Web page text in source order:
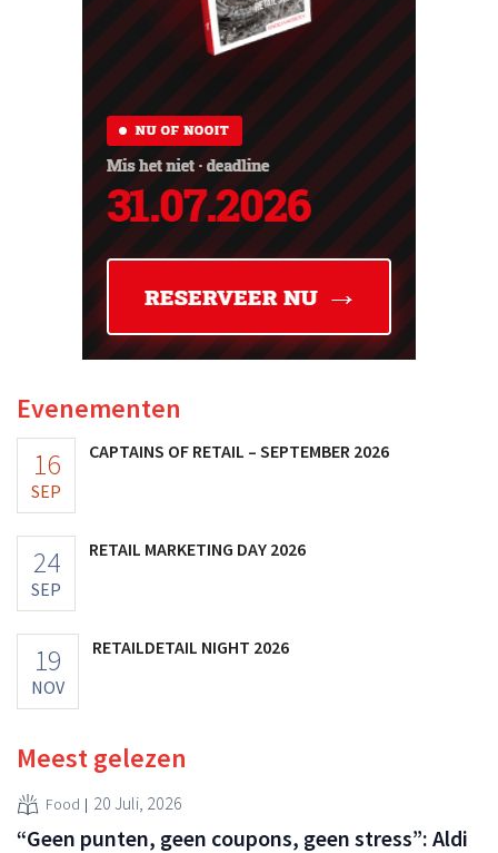
Evenementen
16
SEP
CAPTAINS OF RETAIL – SEPTEMBER 2026
24
SEP
RETAIL MARKETING DAY 2026
19
NOV
RETAILDETAIL NIGHT 2026
Meest gelezen
Food 20 Juli, 2026
“Geen punten, geen coupons, geen stress”: Aldi